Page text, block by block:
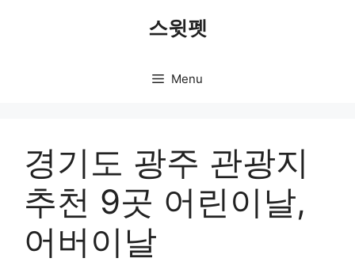
스윗펫
Menu
경기도 광주 관광지
추천 9곳 어린이날,
어버이날